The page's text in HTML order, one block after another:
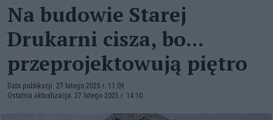
Na budowie Starej
Drukarni cisza, bo...
przeprojektowują piętro
Data publikacji: 27 lutego 2025 r. 11:09
Ostatnia aktualizacja: 27 lutego 2025 r. 14:10